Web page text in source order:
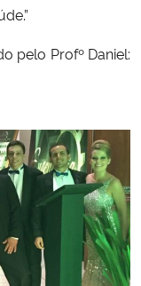
pelo Profº Daniel: